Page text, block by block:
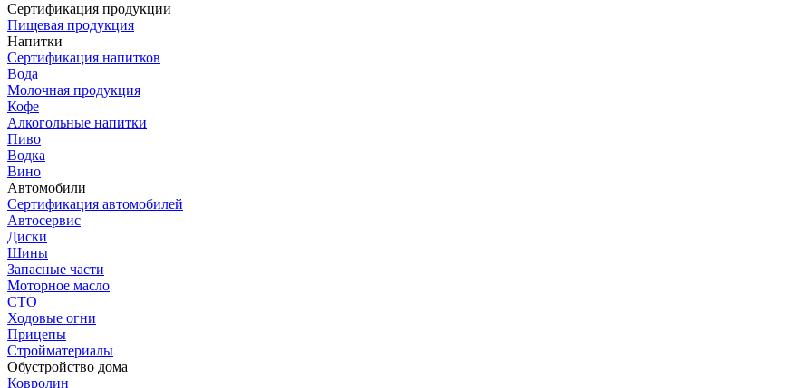
Сертификация продукции
Пищевая продукция
Напитки
Сертификация напитков
Вода
Молочная продукция
Кофе
Алкогольные напитки
Пиво
Водка
Вино
Автомобили
Сертификация автомобилей
Автосервис
Диски
Шины
Запасные части
Моторное масло
СТО
Ходовые огни
Прицепы
Стройматериалы
Обустройство дома
Ковролин